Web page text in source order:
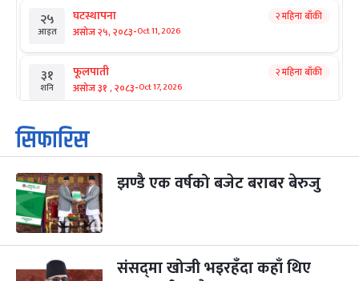
२५
आइत
घटस्थापना
असोज २५, २०८३-Oct 11, 2026
२ महिना बाँकी
३१
शनि
फूलपाती
असोज ३१ , २०८३-Oct 17, 2026
२ महिना बाँकी
१
आइत
कार्तिक सङ्क्रान्ति
कार्तिक १, २०८३
३
मंगल
महानवमी
कार्तिक ३, २०८३
२ महिना बाँकी
४
कार्तिक ४, २०८३ Oct 21, 2026
सिफारिस
झण्डै एक वर्षको बजेट बराबर बेरुजु
संसद्‌मा खोजी भइरहँदा कहाँ थिए